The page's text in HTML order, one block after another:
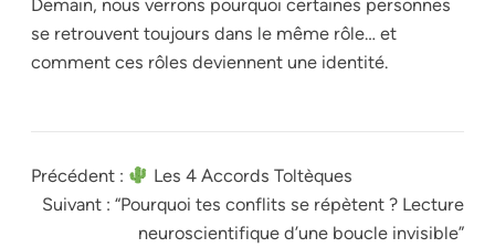
Demain, nous verrons pourquoi certaines personnes
se retrouvent toujours dans le même rôle… et
comment ces rôles deviennent une identité.
Précédent :
Les 4 Accords Toltèques
Suivant : “Pourquoi tes conflits se répètent ? Lecture
neuroscientifique d’une boucle invisible”